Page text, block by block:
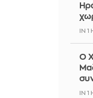
IN 1
Ο
IN 1